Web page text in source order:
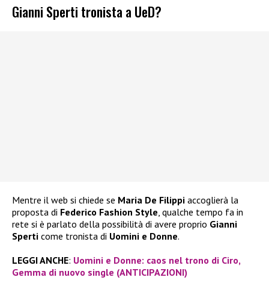
Gianni Sperti tronista a UeD?
Mentre il web si chiede se Maria De Filippi accoglierà la
proposta di Federico Fashion Style , qualche tempo fa in
rete si è parlato della possibilità di avere proprio Gianni
Sperti come tronista di Uomini e Donne.
LEGGI ANCHE: Uomini e Donne: caos nel trono di Ciro,
Gemma di nuovo single (ANTICIPAZIONI)